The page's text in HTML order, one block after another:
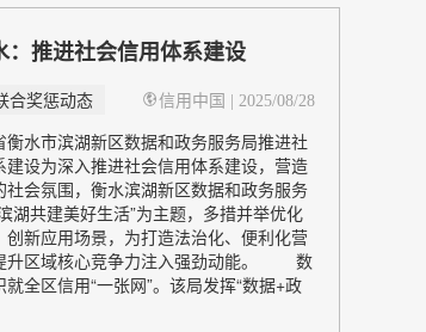
：推进社会信用体系建设
合奖惩动态 信用中国 | 2025/08/28
水市滨湖新区数据和政务服务局推进社
建设为深入推进社会信用体系建设，营造
社会氛围，衡水滨湖新区数据和政务服务
湖共建美好生活”为主题，多措并举优化
创新应用场景，为打造法治化、便利化营
升区域核心竞争力注入强劲动能。 数
全区信用“一张网”。该局发挥“数据+政